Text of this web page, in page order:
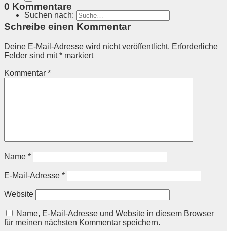
Suchen nach:
0 Kommentare
Schreibe einen Kommentar
Deine E-Mail-Adresse wird nicht veröffentlicht. Erforderliche
Felder sind mit* markiert
Kommentar *
Name *
E-Mail-Adresse *
Website
Name, E-Mail-Adresse und Website in diesem Browser
für meinen nächsten Kommentar speichern.